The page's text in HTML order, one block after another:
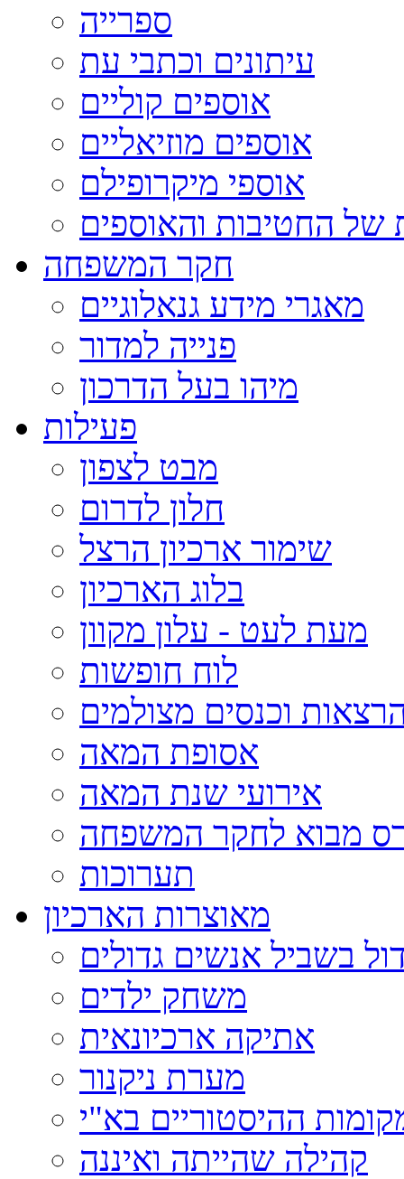
ספרייה
עיתונים וכתבי עת
אוספים קוליים
אוספים מוזיאליים
אוספי מיקרופילם
של החטיבות והאוספים
חקר המשפחה
מאגרי מידע גנאלוגיים
פנייה למדור
מיהו בעל הדרכון
פעילות
מבט לצפון
חלון לדרום
שימור ארכיון הרצל
בלוג הארכיון
מעת לעט - עלון מקוון
לוח חופשות
וכנסים מצולמים
אסופת המאה
אירועי שנת המאה
מבוא לחקר המשפחה
תערוכות
מאוצרות הארכיון
בשביל אנשים גדולים
משחק ילדים
אתיקה ארכיונאית
מערת ניקנור
ההיסטוריים בא"י
קהילה שהייתה ואיננה